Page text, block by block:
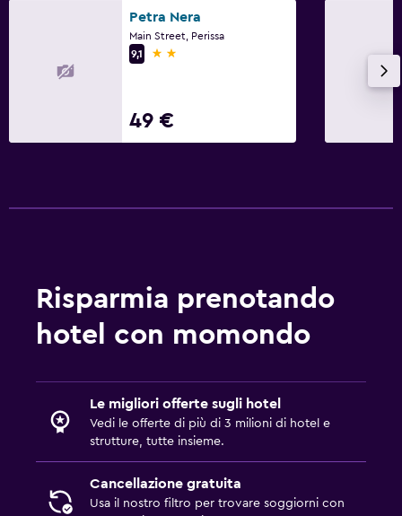
Petra Nera
Main Street, Perissa
9,1
2 stelle
49 €
Risparmia prenotando
hotel con momondo
Le migliori offerte sugli hotel
Vedi le offerte di più di 3 milioni di hotel e
strutture, tutte insieme.
Cancellazione gratuita
Usa il nostro filtro per trovare soggiorni con